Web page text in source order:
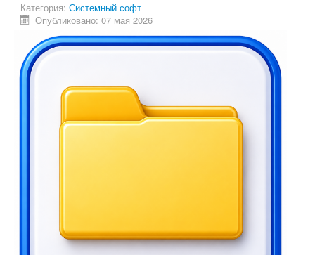
Процессоры
Инструкции
Рейтинги
Конференция
Системные программы
Категория: Системный софт
Опубликовано: 07 мая 2026